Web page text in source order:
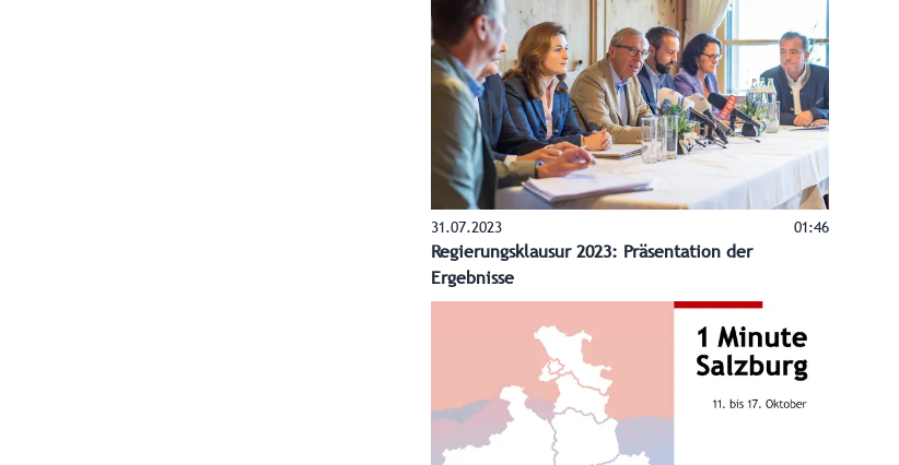
31.07.2023 01:46
Regierungsklausur 2023: Präsentation der
Ergebnisse